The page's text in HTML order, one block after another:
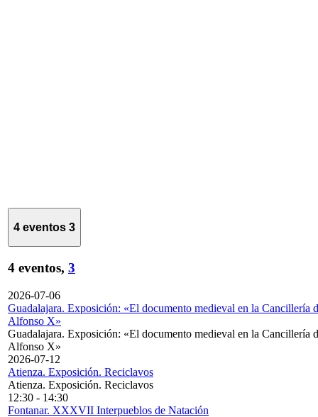
4 eventos 3
4 eventos, 3
2026-07-06
Guadalajara. Exposición: «El documento medieval en la Cancillería
Alfonso X»
Guadalajara. Exposición: «El documento medieval en la Cancillería
Alfonso X»
2026-07-12
Atienza. Exposición. Reciclavos
Atienza. Exposición. Reciclavos
12:30 - 14:30
Fontanar. XXXVII Interpueblos de Natación